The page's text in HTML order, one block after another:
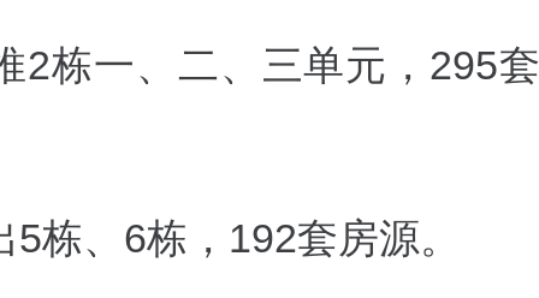
2栋一、二、三单元，295套
栋、6栋，192套房源。